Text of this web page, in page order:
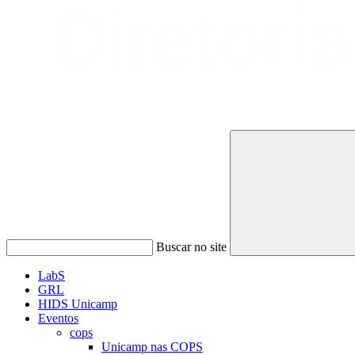
Buscar no site
LabS
GRL
HIDS Unicamp
Eventos
cops
Unicamp nas COPS